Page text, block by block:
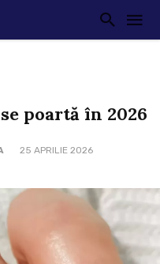
poartă în 2026
25 APRILIE 2026